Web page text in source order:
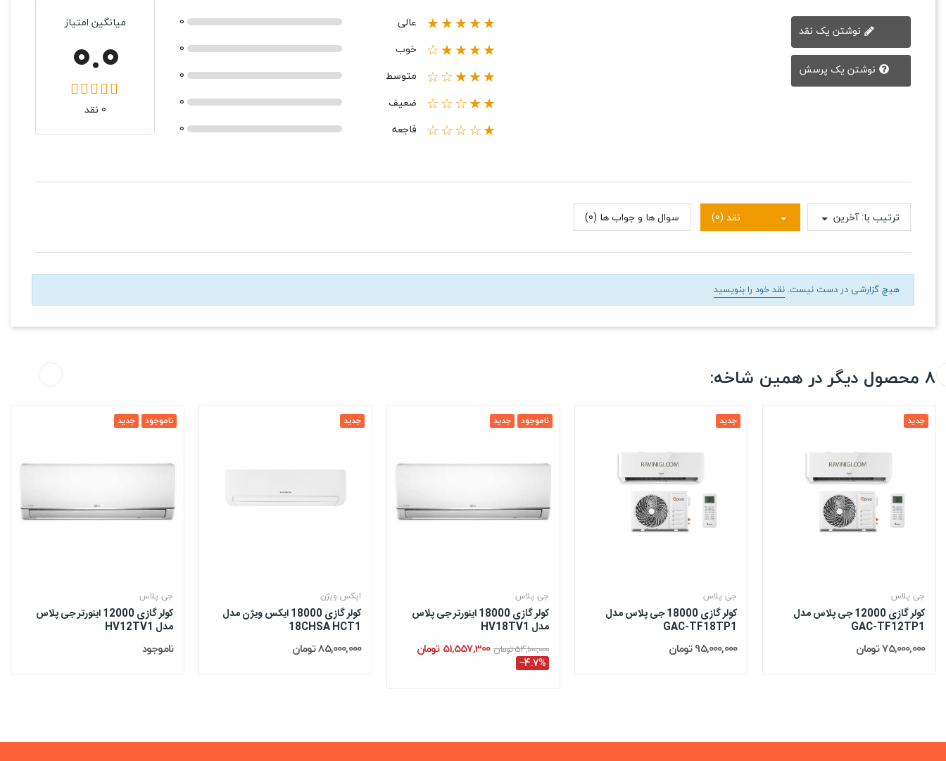
میانگین امتیاز
0.0
0 نقد
★★★★★ عالی 0
★★★★☆ خوب 0
★★★☆☆ متوسط 0
★★☆☆☆ ضعیف 0
★☆☆☆☆ فاجعه 0
نوشتن یک پرسش
نقد (0) سوال ها و جواب ها (0) ترتیب با:آخرین
هیچ گزارشی در دست نیست. نقد خود را بنویسید
8 محصول دیگر در همین شاخه:
جدید ناموجود
جی پلاس
کولر گازی 12000 اینورتر جی پلاس
مدل HV12TV1
ناموجود
جدید
ایکس ویژن
کولر گازی 18000 ایکس ویژن مدل
18CHSA HCT1
85,000,000 تومان
جدید ناموجود
جی پلاس
کولر گازی 18000 اینورتر جی پلاس
مدل HV18TV1
54,100,000 تومان 51,557,300 تومان
‎−4.7%
جدید
جی پلاس
کولر گازی 18000 جی پلاس مدل
GAC-TF18TP1
95,000,000 تومان
جدید
جی پلاس
کولر گازی 12000 جی پلاس مدل
GAC-TF12TP1
75,000,000 تومان